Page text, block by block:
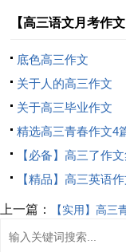
【高三语文月考作
底色高三作文
关于人的高三作文
关于高三毕业作文
精选高三青春作文4
【必备】高三了作
【精品】高三英语
上一篇： 【实用】高三